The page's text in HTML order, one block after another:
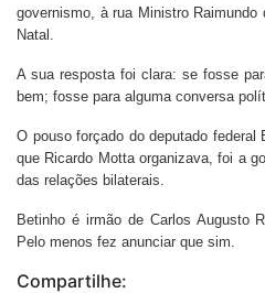
governismo, à rua Ministro Raimundo
Natal.
A sua resposta foi clara: se fosse
bem; fosse para alguma conversa
O pouso forçado do deputado federal
que Ricardo Motta organizava, foi a
das relações bilaterais.
Betinho é irmão de Carlos Augusto
Pelo menos fez anunciar que sim.
Compartilhe: